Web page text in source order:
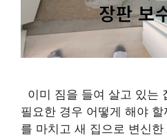
이미 짐을 들여 살고 있는
필요한 경우 어떻게 해야
를 마치고 새 집으로 변신